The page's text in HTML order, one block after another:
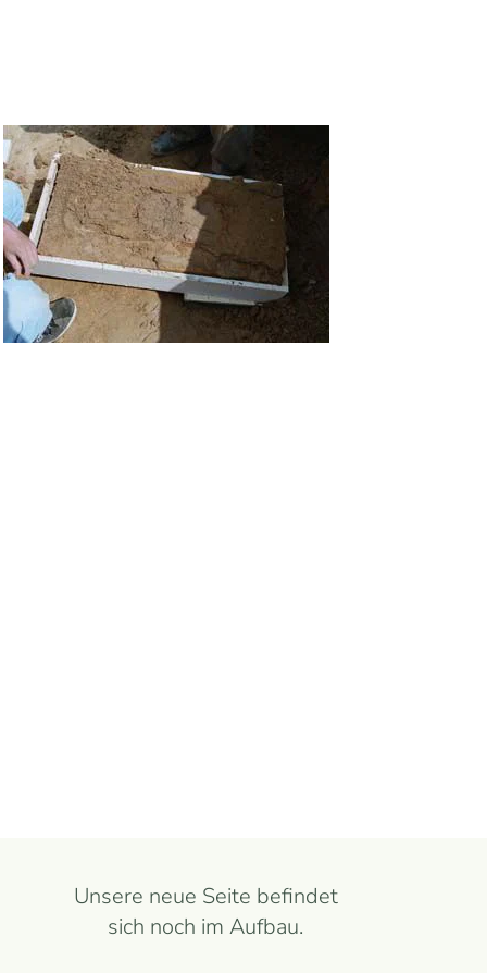
Unsere neue Seite befindet
sich noch im Aufbau.